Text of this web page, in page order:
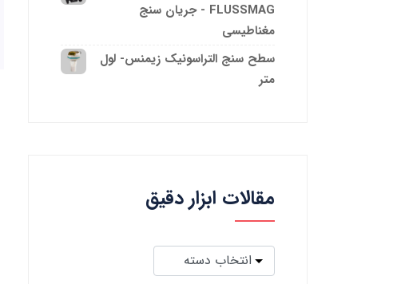
FLUSSMAG - جریان سنج
مغناطیسی
سطح سنج التراسونیک زیمنس- لول
متر
مقالات ابزار دقیق